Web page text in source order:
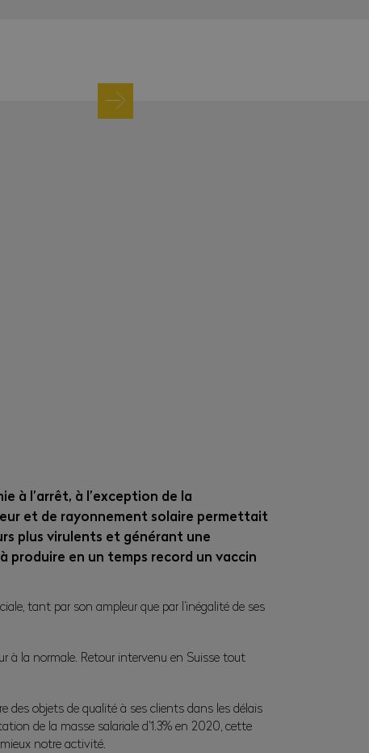
à l’arrêt, à l’exception de la
et de rayonnement solaire permettait
plus virulents et générant une
produire en un temps record un vaccin
tant par son ampleur que par l’inégalité de ses
à la normale. Retour intervenu en Suisse tout
des objets de qualité à ses clients dans les délais
de la masse salariale d’1.3% en 2020, cette
mieux notre activité.